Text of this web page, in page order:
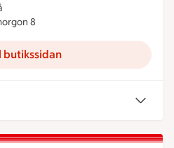
Arbrå har stängt idag, öppnar
8
butikssidan